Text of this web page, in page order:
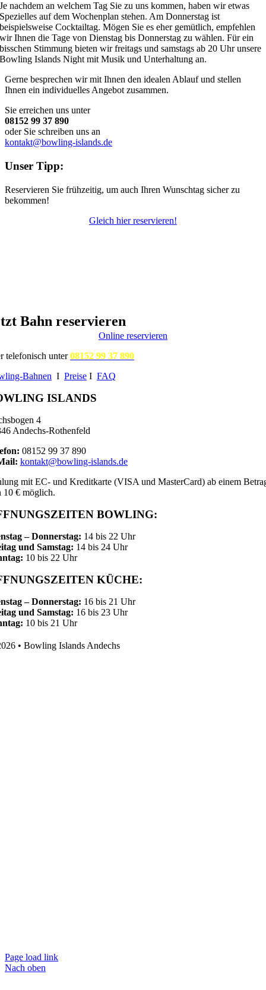
Je nachdem an welchem Tag Sie zu uns kommen, haben wir etwas
Spezielles auf dem Wochenplan stehen. Am Donnerstag ist
beispielsweise Cocktailtag. Mögen Sie es eher gemütlich, empfehlen
wir Ihnen die Tage von Dienstag bis Donnerstag zu wählen. Für ein
bisschen Stimmung bieten wir freitags und samstags ab 20 Uhr unsere
Bowling Islands Night mit Musik und Unterhaltung an.
Gerne besprechen wir mit Ihnen den idealen Ablauf und stellen
Ihnen ein individuelles Angebot zusammen.
Sie erreichen uns unter
08152 99 37 890
oder Sie schreiben uns an
kontakt@bowling-islands.de
Unser Tipp:
Reservieren Sie frühzeitig, um auch Ihren Wunschtag sicher zu
bekommen!
Gleich hier reservieren!
Bahn reservieren
Online reservieren
telefonisch unter08152 99 37 890
Bahnen I Preise I FAQ
ISLANDS
4
Andechs-Rothenfeld
08152 99 37 890
kontakt@bowling-islands.de
mit EC- und Kreditkarte (VISA und MasterCard) ab einem
10 € möglich.
BOWLING:
– Donnerstag: 14 bis 22 Uhr
und Samstag: 14 bis 24 Uhr
10 bis 22 Uhr
KÜCHE:
– Donnerstag: 16 bis 21 Uhr
und Samstag: 16 bis 23 Uhr
10 bis 21 Uhr
• Bowling Islands Andechs
Page load link
Nach oben